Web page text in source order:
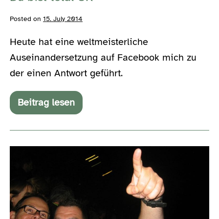
Posted on 15. July 2014
Heute hat eine weltmeisterliche
Auseinandersetzung auf Facebook mich zu
der einen Antwort geführt.
Beitrag lesen
Du
bist
people
is
easy